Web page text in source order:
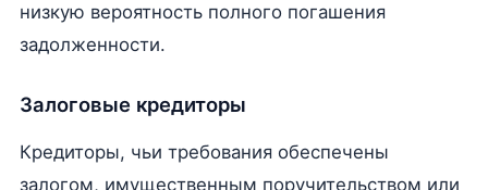
низкую вероятность полного погашения
задолженности.
Залоговые кредиторы
Кредиторы, чьи требования обеспечены
залогом, имущественным поручительством или